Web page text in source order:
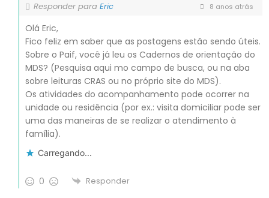
Responder para Eric 8 anos atrás
Olá Eric,
Fico feliz em saber que as postagens estão sendo úteis.
Sobre o Paif, você já leu os Cadernos de orientação do
MDS? (Pesquisa aqui mo campo de busca, ou na aba
sobre leituras CRAS ou no próprio site do MDS).
Os atividades do acompanhamento pode ocorrer na
unidade ou residência (por ex.: visita domiciliar pode ser
uma das maneiras de se realizar o atendimento à
família).
Carregando...
0 Responder